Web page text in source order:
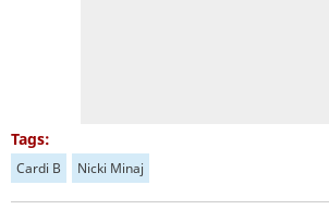
Tags:
Cardi B Nicki Minaj